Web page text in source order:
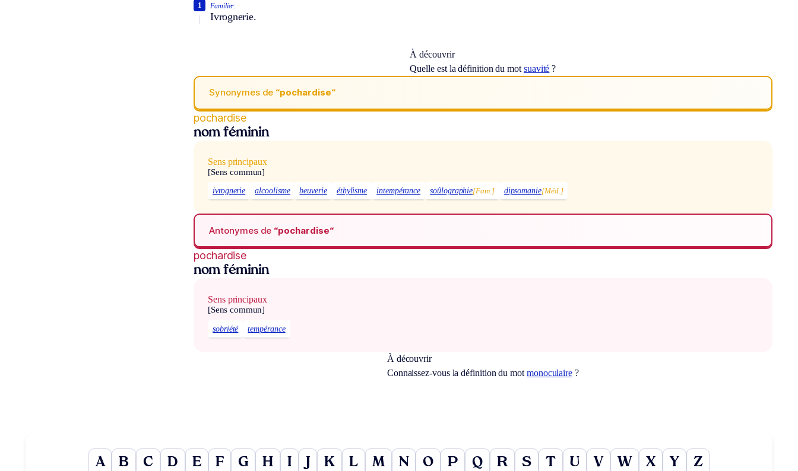
Familier.
Ivrognerie.
1
À découvrir
Quelle est la définition du mot suavité ?
Synonymes de “pochardise“
pochardise
nom féminin
Sens principaux
[Sens commun]
ivrognerie alcoolisme beuverie éthylisme intempérance soûlographie[Fam.] dipsomanie[Méd.]
Antonymes de “pochardise“
pochardise
nom féminin
Sens principaux
[Sens commun]
sobriété tempérance
À découvrir
Connaissez-vous la définition du mot monoculaire ?
A B C D E F G H I J K L M N O P Q R S T U V W X Y Z